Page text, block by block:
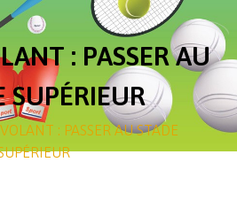
: PASSER AU
SUPÉRIEUR
: PASSER AU STADE